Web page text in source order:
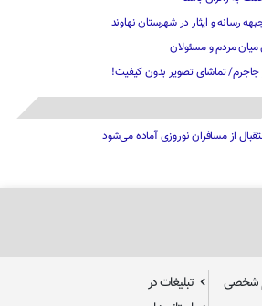
میان مردم و مسئولان
جاجرم/ تماشای تصویر بدون کیفیت!
از مسافران نوروزی آماده می‌شود
شخصی
تبلیغات در